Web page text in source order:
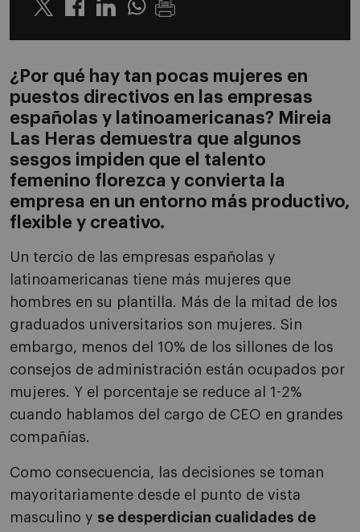
Twitter LinkedinWhatsapp
¿Por qué hay tan pocas mujeres en
puestos directivos en las empresas
españolas y latinoamericanas? Mireia
Las Heras demuestra que algunos
sesgos impiden que el talento
femenino florezca y convierta la
empresa en un entorno más productivo,
flexible y creativo.
Un tercio de las empresas españolas y
latinoamericanas tiene más mujeres que
hombres en su plantilla. Más de la mitad de los
graduados universitarios son mujeres. Sin
embargo, menos del 10% de los sillones de los
consejos de administración están ocupados por
mujeres. Y el porcentaje se reduce al 1-2%
cuando hablamos del cargo de CEO en grandes
compañías.
Como consecuencia, las decisiones se toman
mayoritariamente desde el punto de vista
masculino y se desperdician cualidades de